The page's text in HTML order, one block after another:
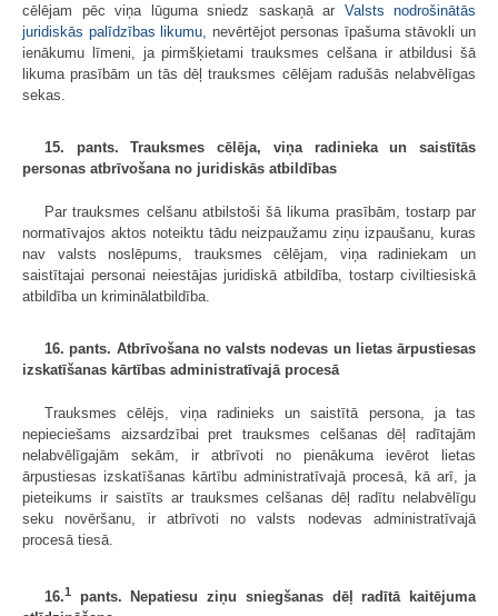
cēlējam pēc viņa lūguma sniedz saskaņā ar Valsts nodrošinātās
juridiskās palīdzības likumu, nevērtējot personas īpašuma stāvokli un
ienākumu līmeni, ja pirmšķietami trauksmes celšana ir atbildusi šā
likuma prasībām un tās dēļ trauksmes cēlējam radušās nelabvēlīgas
sekas.
15. pants. Trauksmes cēlēja, viņa radinieka un saistītās
personas atbrīvošana no juridiskās atbildības
Par trauksmes celšanu atbilstoši šā likuma prasībām, tostarp par
normatīvajos aktos noteiktu tādu neizpaužamu ziņu izpaušanu, kuras
nav valsts noslēpums, trauksmes cēlējam, viņa radiniekam un
saistītajai personai neiestājas juridiskā atbildība, tostarp civiltiesiskā
atbildība un kriminālatbildība.
16. pants. Atbrīvošana no valsts nodevas un lietas ārpustiesas
izskatīšanas kārtības administratīvajā procesā
Trauksmes cēlējs, viņa radinieks un saistītā persona, ja tas
nepieciešams aizsardzībai pret trauksmes celšanas dēļ radītajām
nelabvēlīgajām sekām, ir atbrīvoti no pienākuma ievērot lietas
ārpustiesas izskatīšanas kārtību administratīvajā procesā, kā arī, ja
pieteikums ir saistīts ar trauksmes celšanas dēļ radītu nelabvēlīgu
seku novēršanu, ir atbrīvoti no valsts nodevas administratīvajā
procesā tiesā.
16.1
pants. Nepatiesu ziņu sniegšanas dēļ radītā kaitējuma